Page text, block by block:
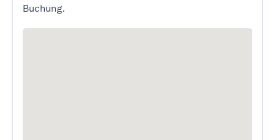
Buchung.